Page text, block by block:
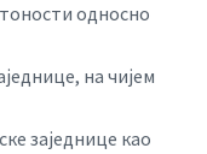
односно
на чијем
заједнице као